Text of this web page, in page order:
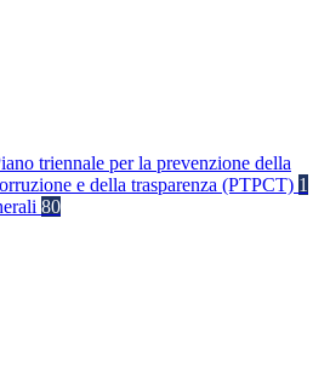
triennale per la prevenzione della
e della trasparenza (PTPCT) 1
80